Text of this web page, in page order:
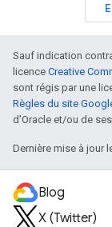
Sauf indication
licence Creative
sont régis par une
Règles du site
d'Oracle et/ou de
Dernière mise à jour
Blog
X (Twitter)